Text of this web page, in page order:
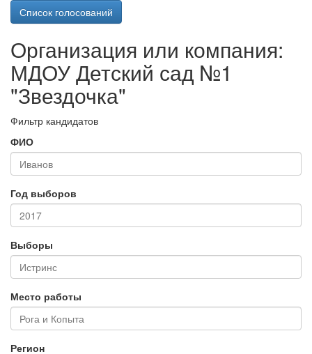
Список голосований
Организация или компания:
МДОУ Детский сад №1
"Звездочка"
Фильтр кандидатов
ФИО
Год выборов
Выборы
Место работы
Регион